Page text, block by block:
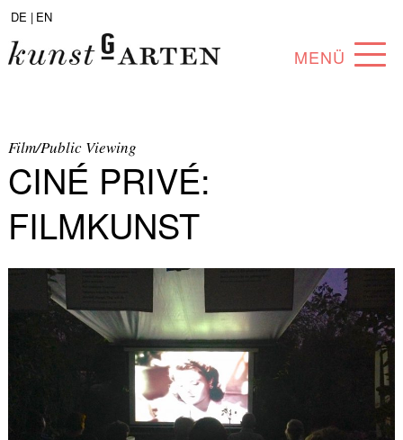
DE | EN
MENÜ
SAMMLUNG
KÜNSTLER*INNEN
PARTNER*INNEN
ANGEBOTE
Film/Public Viewing
CINÉ PRIVÉ:
FILMKUNST